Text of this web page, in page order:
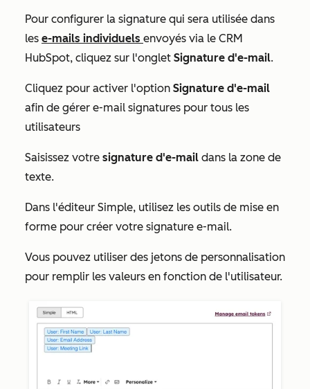
Pour configurer la signature qui sera utilisée dans
les e-mails individuels envoyés via le CRM
HubSpot, cliquez sur l'onglet Signature d'e-mail.
Cliquez pour activer l'option Signature d'e-mail
afin de gérer e-mail signatures pour tous les
utilisateurs
Saisissez votre signature d'e-mail dans la zone de
texte.
Dans l'éditeur Simple, utilisez les outils de mise en
forme pour créer votre signature e-mail.
Vous pouvez utiliser des jetons de personnalisation
pour remplir les valeurs en fonction de l'utilisateur.